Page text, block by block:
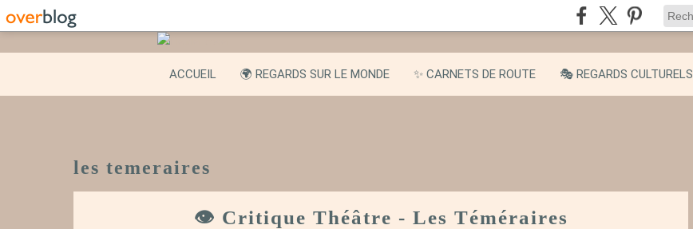
ACCUEIL 🌍 REGARDS SUR LE MONDE ✨ CARNETS DE ROUTE 🎭 REGARDS CULTURELS
les temeraires
👁️ Critique Théâtre - Les Téméraires